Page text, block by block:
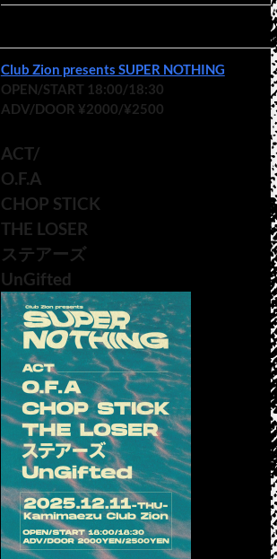
Club Zion presents SUPER NOTHING
OPEN/START 18:00/18:30
ADV/DOOR ¥2000/¥2500
ACT/
O.F.A
CHOP STICK
THE LOSER
ステアーズ
UnGifted